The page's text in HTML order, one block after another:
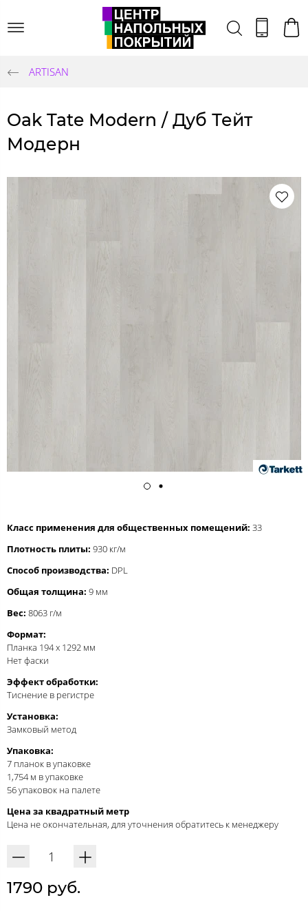
ARTISAN
Oak Tate Modern / Дуб Тейт
Модерн
Класс применения для общественных помещений: 33
Плотность плиты: 930 кг/м
Способ производства: DPL
Общая толщина: 9 мм
Вес: 8063 г/м
Формат:
Планка 194 x 1292 мм
Нет фаски
Эффект обработки:
Тиснение в регистре
Установка:
Замковый метод
Упаковка:
7 планок в упаковке
1,754 м в упаковке
56 упаковок на палете
Цена за квадратный метр
Цена не окончательная, для уточнения обратитесь к менеджеру
1790 руб.